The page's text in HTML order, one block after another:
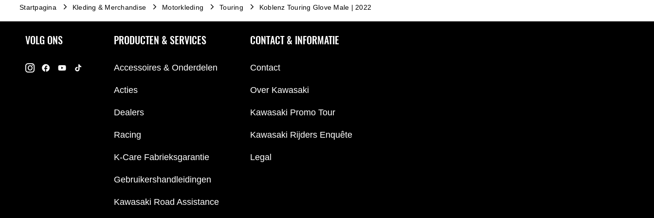
Startpagina Kleding & Merchandise Motorkleding Touring Koblenz Touring Glove Male | 2022
VOLG ONS PRODUCTEN & SERVICES
Accessoires & Onderdelen
Acties
Dealers
Racing
K-Care Fabrieksgarantie
Gebruikershandleidingen
Kawasaki Road Assistance
CONTACT & INFORMATIE
Contact
Over Kawasaki
Kawasaki Promo Tour
Kawasaki Rijders Enquête
Legal